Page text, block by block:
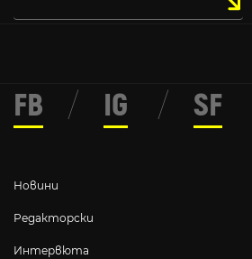
Новини
Редакторски
Интервюта
FB / IG / SF